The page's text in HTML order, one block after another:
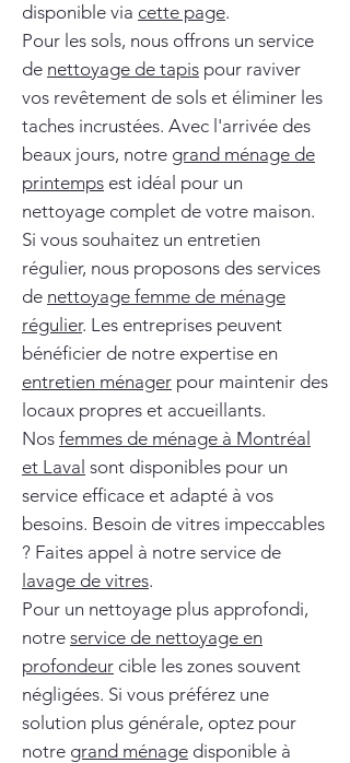
disponible via cette page.
Pour les sols, nous offrons un service
de nettoyage de tapis pour raviver
vos revêtement de sols et éliminer les
taches incrustées. Avec l'arrivée des
beaux jours, notre grand ménage de
printemps est idéal pour un
nettoyage complet de votre maison.
Si vous souhaitez un entretien
régulier, nous proposons des services
de nettoyage femme de ménage
régulier. Les entreprises peuvent
bénéficier de notre expertise en
entretien ménager pour maintenir des
locaux propres et accueillants.
Nos femmes de ménage à Montréal
et Laval sont disponibles pour un
service efficace et adapté à vos
besoins. Besoin de vitres impeccables
? Faites appel à notre service de
lavage de vitres.
Pour un nettoyage plus approfondi,
notre service de nettoyage en
profondeur cible les zones souvent
négligées. Si vous préférez une
solution plus générale, optez pour
notre grand ménage disponible à